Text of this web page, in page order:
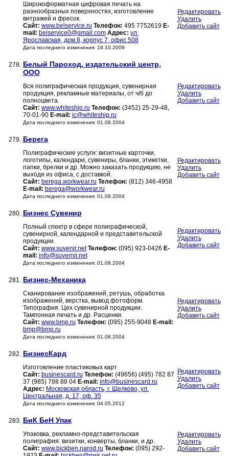
Широкоформатная цифровая печать на
разнообразных поверхностях, изготовление
витражей и фресок.
Сайт: www.belservice.ru Телефон: 495 7752619 E-
mail: belservice0@gmail.com Адрес: ул.
Ярославская, дом 8, корпус 7, офис 508
Дата последнего изменения: 19.10.2009
Редактировать
Удалить
Добавить сайт
278. Белый Пароход, издательский центр,
ООО
Вся полиграфическая продукция, сувенирная
продукция, рекламные материалы, от ч/б до
полноцвета.
Сайт: www.whiteship.ru Телефон: (3452) 25-29-48,
70-01-90 E-mail: ic@whiteship.ru
Дата последнего изменения: 01.08.2004
Редактировать
Удалить
Добавить сайт
279. Берега
Полиграфические услуги: визитные карточки,
логотипы, календари, сувениры, бланки, этикетки,
папки, брелки и др. Можно заказать продукцию, не
выходя из офиса, с доставкой.
Сайт: berega.workwear.ru Телефон: (812) 346-4958
E-mail: berega@workwear.ru
Дата последнего изменения: 01.08.2004
Редактировать
Удалить
Добавить сайт
280. Бизнес Сувенир
Полный спектр в сфере полиграфической,
сувенирной, календарной и представительской
продукции.
Сайт: www.suvenir.net Телефон: (095) 923-0426 E-
mail: info@suvernir.net
Дата последнего изменения: 01.08.2004
Редактировать
Удалить
Добавить сайт
281. Бизнес-Механика
Сканирование изображений, ретушь, обработка
изображений, верстка, вывод фотоформ.
Типография. Цех сувенирной продукции.
Тампонная печать и др. Расценки.
Сайт: www.bmp.ru Телефон: (095) 255-9048 E-mail:
bmp@bmp.ru
Дата последнего изменения: 01.08.2004
Редактировать
Удалить
Добавить сайт
282. БизнесКард
Изготовление пластиковых карт
Сайт: businescard.ru Телефон: (49656) (495) 782 87
37 (985) 788 88 04 E-mail: info@businescard.ru
Адрес: Московская область, г. Щелково, ул.
Центральная, д. 17, оф. 35
Дата последнего изменения: 04.05.2012
Редактировать
Удалить
Добавить сайт
283. БиК БеН Упак
Упаковка, рекламно-представительская
полиграфия: визитки, конверты, бланки, и др.
Сайт: www.bickben.narod.ru Телефон: (095) 292-
Редактировать
Удалить
Добавить сайт